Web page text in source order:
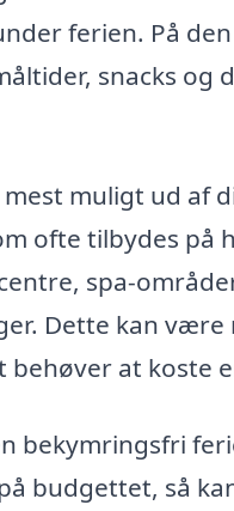
ferien. På
snacks og
muligt ud af
ofte tilbydes på
spa-
Dette kan
behøver at koste
bekymringsfri
budgettet, så